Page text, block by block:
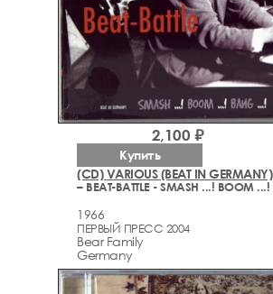
(CD) VARIOUS (BEAT IN GERMANY)
1966
ПЕРВЫЙ ПРЕСС 2004
Bear Family
Germany
2,100 ₽
Купить